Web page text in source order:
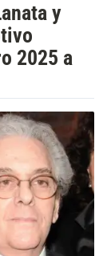
y
2025 a